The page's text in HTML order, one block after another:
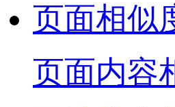
页面相似
页面内容